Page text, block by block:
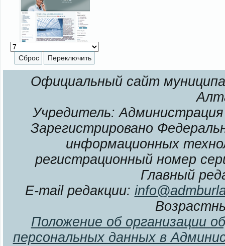
Официальный сайт
Учредитель: Администрация
Зарегистрировано
информационных
регистрационный номер
Главный
E-mail редакции:
Положение об организации
персональных данных в